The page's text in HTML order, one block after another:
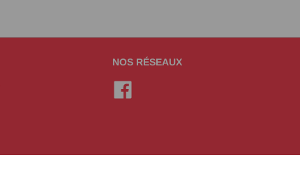
NOS RÉSEAUX